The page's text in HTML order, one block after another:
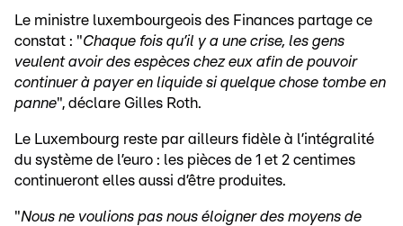
Le ministre luxembourgeois des Finances partage ce
constat : "Chaque fois qu’il y a une crise, les gens
veulent avoir des espèces chez eux afin de pouvoir
continuer à payer en liquide si quelque chose tombe en
panne", déclare Gilles Roth.
Le Luxembourg reste par ailleurs fidèle à l’intégralité
du système de l’euro : les pièces de 1 et 2 centimes
continueront elles aussi d’être produites.
"Nous ne voulions pas nous éloigner des moyens de